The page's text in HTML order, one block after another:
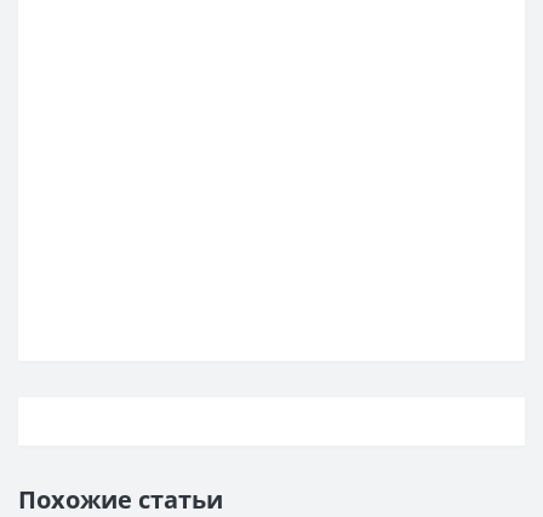
Похожие статьи